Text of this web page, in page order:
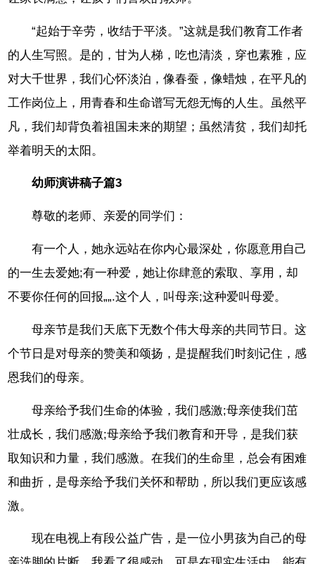
“起始于辛劳，收结于平淡。”这就是我们教育工作者
的人生写照。是的，甘为人梯，吃也清淡，穿也素雅，应
对大千世界，我们心怀淡泊，像春蚕，像蜡烛，在平凡的
工作岗位上，用青春和生命谱写无怨无悔的人生。虽然平
凡，我们却背负着祖国未来的期望；虽然清贫，我们却托
举着明天的太阳。
幼师演讲稿子篇3
尊敬的老师、亲爱的同学们：
有一个人，她永远站在你内心最深处，你愿意用自己
的一生去爱她;有一种爱，她让你肆意的索取、享用，却
不要你任何的回报„„.这个人，叫母亲;这种爱叫母爱。
母亲节是我们天底下无数个伟大母亲的共同节日。这
个节日是对母亲的赞美和颂扬，是提醒我们时刻记住，感
恩我们的母亲。
母亲给予我们生命的体验，我们感激;母亲使我们茁
壮成长，我们感激;母亲给予我们教育和开导，是我们获
取知识和力量，我们感激。在我们的生命里，总会有困难
和曲折，是母亲给予我们关怀和帮助，所以我们更应该感
激。
现在电视上有段公益广告，是一位小男孩为自己的母